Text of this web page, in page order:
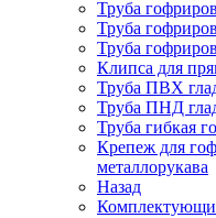
Труба
Труба
Труба
Клипса для
Труба ПВХ
Труба ПНД
Труба гибкая
Крепеж для
металлорукава
Назад